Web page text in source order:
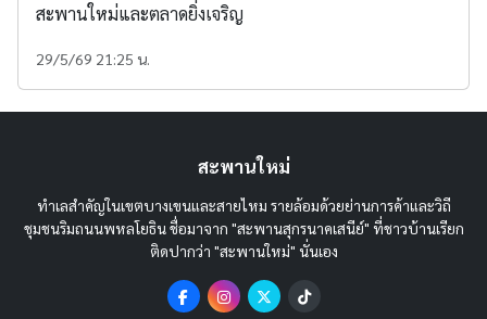
สะพานใหม่และตลาดยิ่งเจริญ
29/5/69 21:25 น.
สะพานใหม่
ทำเลสำคัญในเขตบางเขนและสายไหม รายล้อมด้วยย่านการค้าและวิถี
ชุมชนริมถนนพหลโยธิน ชื่อมาจาก "สะพานสุกรนาคเสนีย์" ที่ชาวบ้านเรียก
ติดปากว่า "สะพานใหม่" นั่นเอง